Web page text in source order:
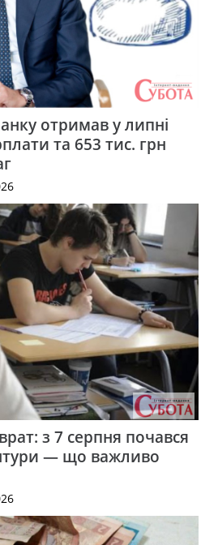
отримав у липні
та 653 тис. грн
з 7 серпня почався
— що важливо